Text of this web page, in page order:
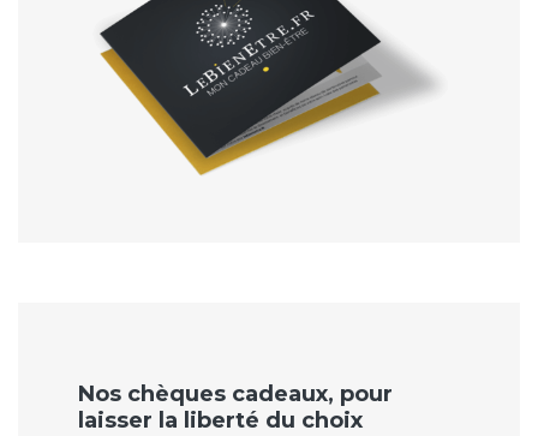
Nos chèques cadeaux, pour
laisser la liberté du choix